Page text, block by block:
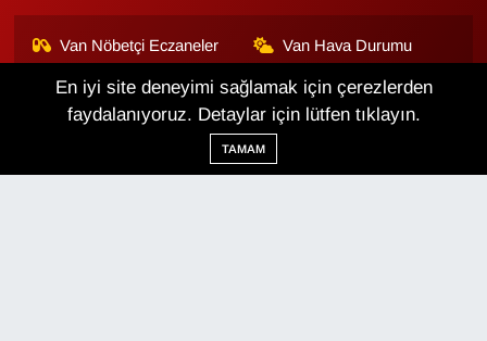
Van Nöbetçi Eczaneler Van Hava Durumu
Van Namaz Vakitleri
Van Trafik Yoğunluk
Haritası
Puan Durumu ve Fikstür
En iyi site deneyimi sağlamak için çerezlerden
faydalanıyoruz. Detaylar için lütfen tıklayın.
TAMAM